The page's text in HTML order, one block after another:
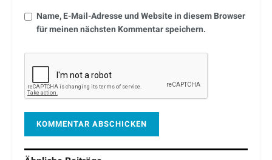
Name, E-Mail-Adresse und Website in diesem Browser
für meinen nächsten Kommentar speichern.